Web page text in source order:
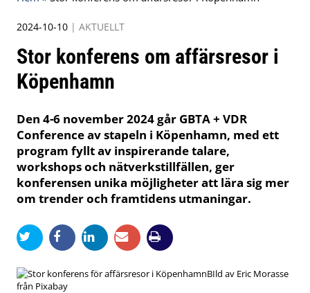
2024-10-10 | AKTUELLT
Stor konferens om affärsresor i
Köpenhamn
Den 4-6 november 2024 går GBTA + VDR
Conference av stapeln i Köpenhamn, med ett
program fyllt av inspirerande talare,
workshops och nätverkstillfällen, ger
konferensen unika möjligheter att lära sig mer
om trender och framtidens utmaningar.
BIld av Eric Morasse
från Pixabay